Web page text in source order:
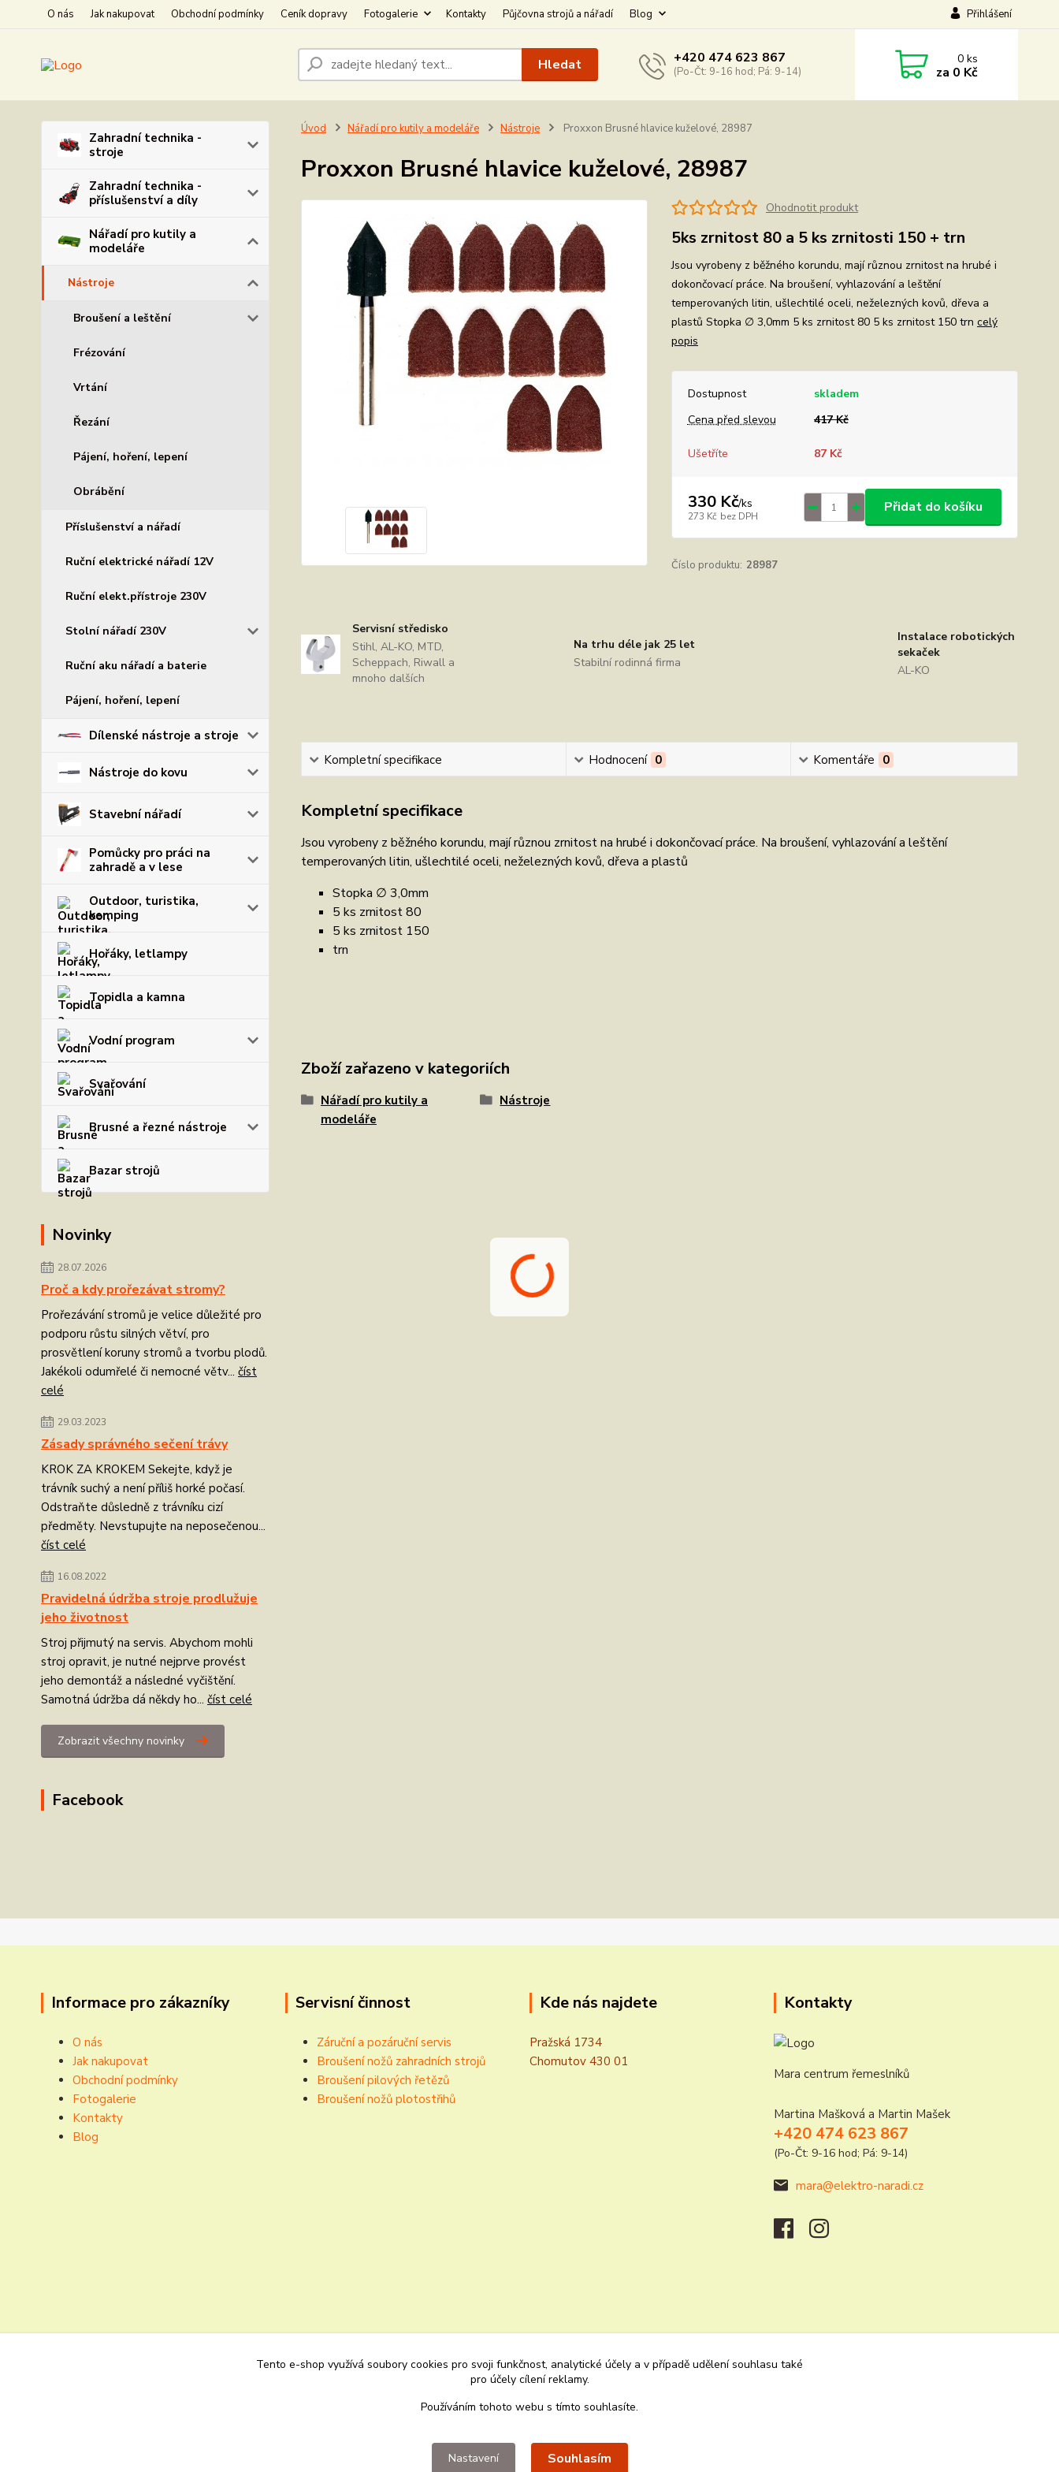
O nás Jak nakupovat Obchodní podmínky Ceník dopravy Fotogalerie Kontakty Půjčovna strojů a nářadí Blog Přihlášení
Hledat +420 474 623 867
(Po-Čt: 9-16 hod; Pá: 9-14)
0ks
za 0 Kč
Zahradní technika -
stroje
Zahradní technika -
příslušenství a díly
Nářadí pro kutily a
modeláře
Nástroje
Broušení a leštění
Frézování
Vrtání
Řezání
Pájení, hoření, lepení
Obrábění
Příslušenství a nářadí
Ruční elektrické nářadí 12V
Ruční elekt.přístroje 230V
Stolní nářadí 230V
Ruční aku nářadí a baterie
Pájení, hoření, lepení
Dílenské nástroje a stroje
Nástroje do kovu
Stavební nářadí
Pomůcky pro práci na
zahradě a v lese
Outdoor, turistika,
kemping
Hořáky, letlampy
Topidla a kamna
Vodní program
Svařování
Brusné a řezné nástroje
Bazar strojů
Novinky
28.07.2026
Proč a kdy prořezávat stromy?
Prořezávání stromů je velice důležité pro
podporu růstu silných větví, pro
prosvětlení koruny stromů a tvorbu plodů.
Jakékoli odumřelé či nemocné větv... číst
celé
29.03.2023
Zásady správného sečení trávy
KROK ZA KROKEM Sekejte, když je
trávník suchý a není příliš horké počasí.
Odstraňte důsledně z trávníku cizí
předměty. Nevstupujte na neposečenou...
číst celé
16.08.2022
Pravidelná údržba stroje prodlužuje
jeho životnost
Stroj přijmutý na servis. Abychom mohli
stroj opravit, je nutné nejprve provést
jeho demontáž a následné vyčištění.
Samotná údržba dá někdy ho... číst celé
Zobrazit všechny novinky
Facebook
Úvod Nářadí pro kutily a modeláře Nástroje Proxxon Brusné hlavice kuželové, 28987
Proxxon Brusné hlavice kuželové, 28987
Ohodnotit produkt
5ks zrnitost 80 a 5 ks zrnitosti 150 + trn
Jsou vyrobeny z běžného korundu, mají různou zrnitost na hrubé i
dokončovací práce. Na broušení, vyhlazování a leštění
temperovaných litin, ušlechtilé oceli, neželezných kovů, dřeva a
plastů Stopka ∅ 3,0mm 5 ks zrnitost 80 5 ks zrnitost 150 trn celý
popis
Dostupnost
skladem
Cena před slevou
417 Kč
Ušetříte 87 Kč
330 Kč/ks
273 Kč bez DPH
Přidat do košíku
Číslo produktu: 28987
Servisní středisko
Stihl, AL-KO, MTD,
Scheppach, Riwall a
mnoho dalších
Na trhu déle jak 25 let
Stabilní rodinná firma
Instalace robotických
sekaček
AL-KO
Kompletní specifikace Hodnocení 0 Komentáře 0
Kompletní specifikace
Jsou vyrobeny z běžného korundu, mají různou zrnitost na hrubé i dokončovací práce. Na broušení, vyhlazování a leštění
temperovaných litin, ušlechtilé oceli, neželezných kovů, dřeva a plastů
Stopka ∅ 3,0mm
5 ks zrnitost 80
5 ks zrnitost 150
trn
Zboží zařazeno v kategoriích
Nářadí pro kutily a
modeláře
Nástroje
Informace pro zákazníky
O nás
Jak nakupovat
Obchodní podmínky
Fotogalerie
Kontakty
Blog
Servisní činnost
Záruční a pozáruční servis
Broušení nožů zahradních strojů
Broušení pilových řetězů
Broušení nožů plotostřihů
Kde nás najdete
Pražská 1734
Chomutov 430 01
Kontakty
Mara centrum řemeslníků
Martina Mašková a Martin Mašek
+420 474 623 867
(Po-Čt: 9-16 hod; Pá: 9-14)
mara@elektro-naradi.cz
Upravit sběr cookies.
Tento e-shop využívá soubory cookies pro svoji funkčnost, analytické účely a v případě udělení souhlasu také
pro účely cílení reklamy.
Používáním tohoto webu s tímto souhlasíte.
Nastavení Souhlasím